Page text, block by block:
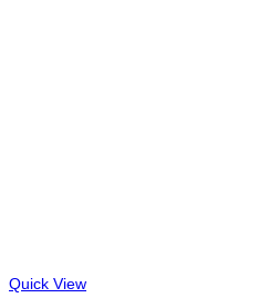
Quick View